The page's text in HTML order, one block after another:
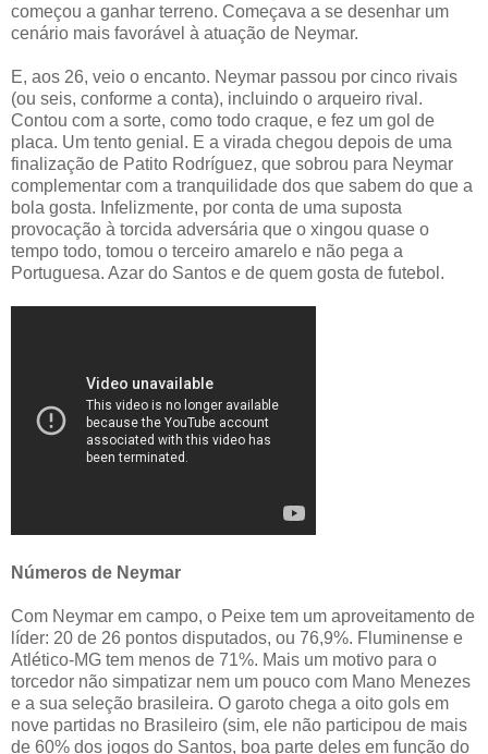
começou a ganhar terreno. Começava a se desenhar um
cenário mais favorável à atuação de Neymar.
E, aos 26, veio o encanto. Neymar passou por cinco rivais
(ou seis, conforme a conta), incluindo o arqueiro rival.
Contou com a sorte, como todo craque, e fez um gol de
placa. Um tento genial. E a virada chegou depois de uma
finalização de Patito Rodríguez, que sobrou para Neymar
complementar com a tranquilidade dos que sabem do que a
bola gosta. Infelizmente, por conta de uma suposta
provocação à torcida adversária que o xingou quase o
tempo todo, tomou o terceiro amarelo e não pega a
Portuguesa. Azar do Santos e de quem gosta de futebol.
Números de Neymar
Com Neymar em campo, o Peixe tem um aproveitamento de
líder: 20 de 26 pontos disputados, ou 76,9%. Fluminense e
Atlético-MG tem menos de 71%. Mais um motivo para o
torcedor não simpatizar nem um pouco com Mano Menezes
e a sua seleção brasileira. O garoto chega a oito gols em
nove partidas no Brasileiro (sim, ele não participou de mais
de 60% dos jogos do Santos, boa parte deles em função do